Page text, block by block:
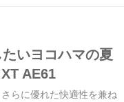
いヨコハマの夏
AE61
らに優れた快適性を兼ね